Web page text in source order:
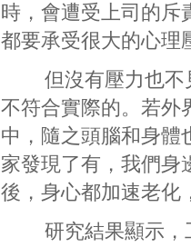
時，會遭受上司的斥
都要承受很大的心理
但沒有壓力也不見
不符合實際的。若外
中，隨之頭腦和身體
家發現了有，我們身
後，身心都加速老化
研究結果顯示，工